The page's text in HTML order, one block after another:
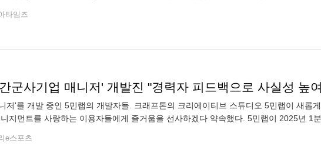
타임즈
군사기업 매니저' 개발진 "경력자 피드백으로 사실성 높
저'를 개발 중인 5민랩의 개발자들. 크래프톤의 크리에이티브 스튜디오 5민랩이 새롭
지먼트를 사랑하는 이용자들에게 즐거움을 선사하겠다 약속했다. 5민랩이 2025년 1
e스포츠